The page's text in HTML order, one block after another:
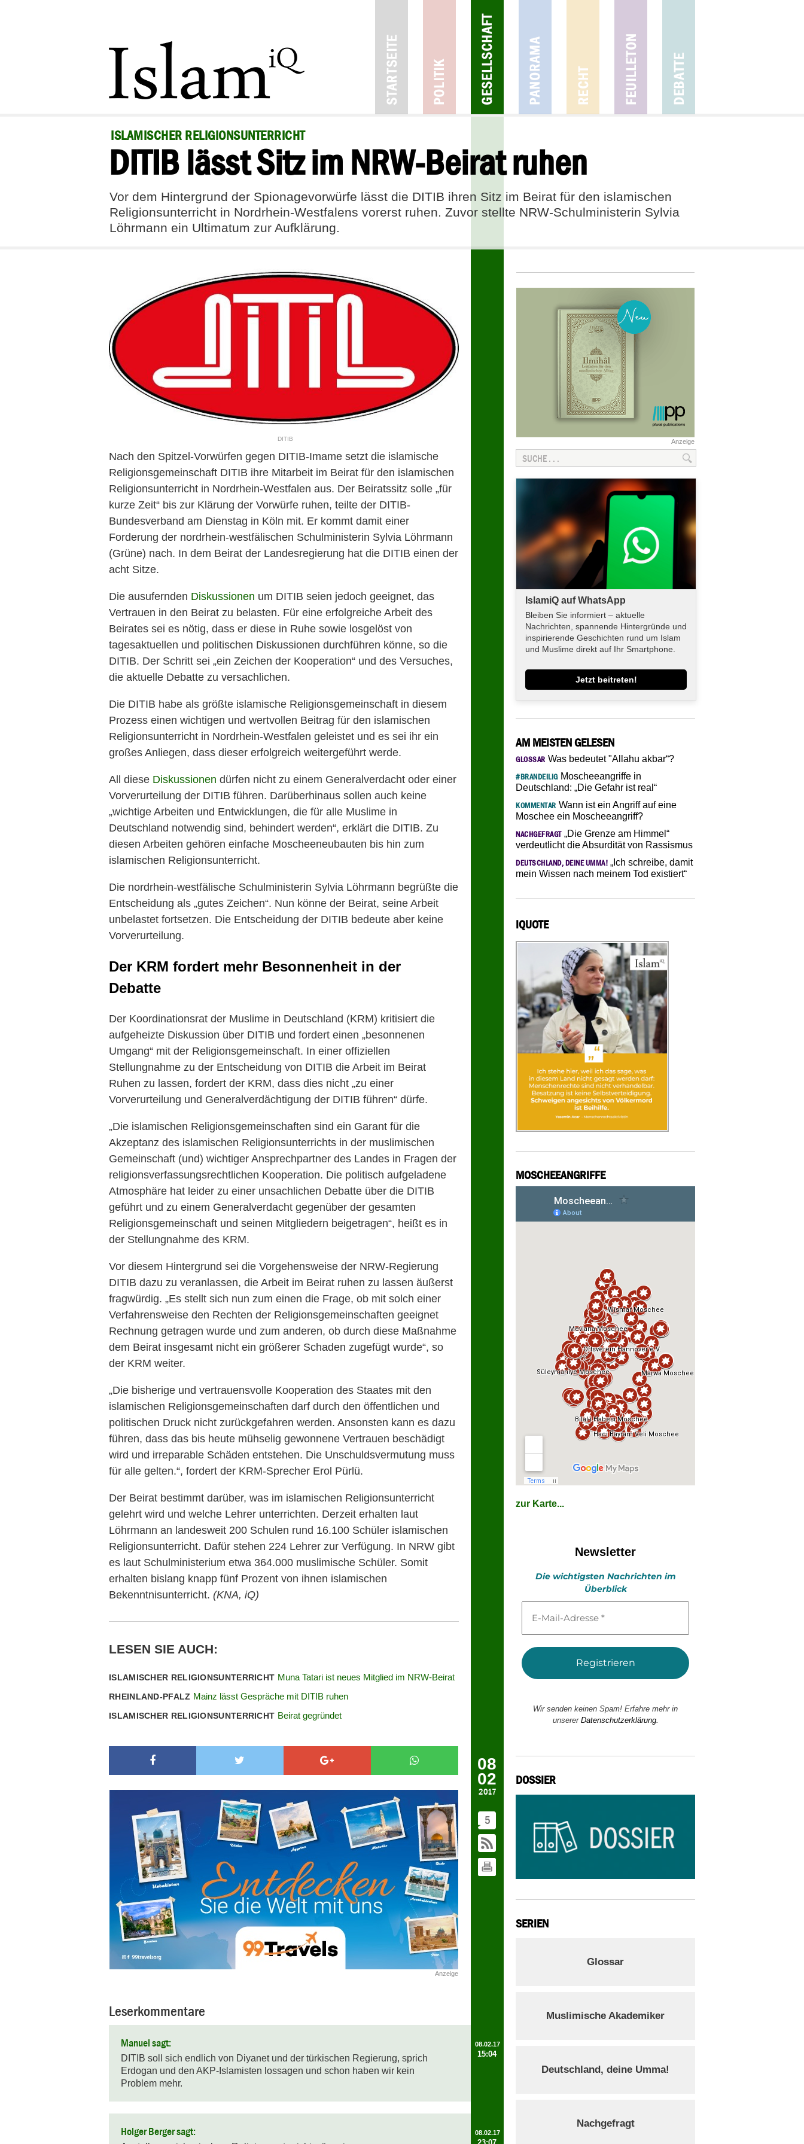
ISLAMISCHER RELIGIONSUNTERRICHT
DITIB lässt Sitz im NRW-Beirat ruhen
Vor dem Hintergrund der Spionagevorwürfe lässt die DITIB ihren Sitz im Beirat für den islamischen
Religionsunterricht in Nordrhein-Westfalens vorerst ruhen. Zuvor stellte NRW-Schulministerin Sylvia
Löhrmann ein Ultimatum zur Aufklärung.
08
02
2017
5
DITIB
Nach den Spitzel-Vorwürfen gegen DITIB-Imame setzt die islamische
Religionsgemeinschaft DITIB ihre Mitarbeit im Beirat für den islamischen
Religionsunterricht in Nordrhein-Westfalen aus. Der Beiratssitz solle „für
kurze Zeit“ bis zur Klärung der Vorwürfe ruhen, teilte der DITIB-
Bundesverband am Dienstag in Köln mit. Er kommt damit einer
Forderung der nordrhein-westfälischen Schulministerin Sylvia Löhrmann
(Grüne) nach. In dem Beirat der Landesregierung hat die DITIB einen der
acht Sitze.
Die ausufernden Diskussionen um DITIB seien jedoch geeignet, das
Vertrauen in den Beirat zu belasten. Für eine erfolgreiche Arbeit des
Beirates sei es nötig, dass er diese in Ruhe sowie losgelöst von
tagesaktuellen und politischen Diskussionen durchführen könne, so die
DITIB. Der Schritt sei „ein Zeichen der Kooperation“ und des Versuches,
die aktuelle Debatte zu versachlichen.
Die DITIB habe als größte islamische Religionsgemeinschaft in diesem
Prozess einen wichtigen und wertvollen Beitrag für den islamischen
Religionsunterricht in Nordrhein-Westfalen geleistet und es sei ihr ein
großes Anliegen, dass dieser erfolgreich weitergeführt werde.
All diese Diskussionen dürfen nicht zu einem Generalverdacht oder einer
Vorverurteilung der DITIB führen. Darüberhinaus sollen auch keine
„wichtige Arbeiten und Entwicklungen, die für alle Muslime in
Deutschland notwendig sind, behindert werden“, erklärt die DITIB. Zu
diesen Arbeiten gehören einfache Moscheeneubauten bis hin zum
islamischen Religionsunterricht.
Die nordrhein-westfälische Schulministerin Sylvia Löhrmann begrüßte die
Entscheidung als „gutes Zeichen“. Nun könne der Beirat, seine Arbeit
unbelastet fortsetzen. Die Entscheidung der DITIB bedeute aber keine
Vorverurteilung.
Der KRM fordert mehr Besonnenheit in der
Debatte
Der Koordinationsrat der Muslime in Deutschland (KRM) kritisiert die
aufgeheizte Diskussion über DITIB und fordert einen „besonnenen
Umgang“ mit der Religionsgemeinschaft. In einer offiziellen
Stellungnahme zu der Entscheidung von DITIB die Arbeit im Beirat
Ruhen zu lassen, fordert der KRM, dass dies nicht „zu einer
Vorverurteilung und Generalverdächtigung der DITIB führen“ dürfe.
„Die islamischen Religionsgemeinschaften sind ein Garant für die
Akzeptanz des islamischen Religionsunterrichts in der muslimischen
Gemeinschaft (und) wichtiger Ansprechpartner des Landes in Fragen der
religionsverfassungsrechtlichen Kooperation. Die politisch aufgeladene
Atmosphäre hat leider zu einer unsachlichen Debatte über die DITIB
geführt und zu einem Generalverdacht gegenüber der gesamten
Religionsgemeinschaft und seinen Mitgliedern beigetragen“, heißt es in
der Stellungnahme des KRM.
Vor diesem Hintergrund sei die Vorgehensweise der NRW-Regierung
DITIB dazu zu veranlassen, die Arbeit im Beirat ruhen zu lassen äußerst
fragwürdig. „Es stellt sich nun zum einen die Frage, ob mit solch einer
Verfahrensweise den Rechten der Religionsgemeinschaften geeignet
Rechnung getragen wurde und zum anderen, ob durch diese Maßnahme
dem Beirat insgesamt nicht ein größerer Schaden zugefügt wurde“, so
der KRM weiter.
„Die bisherige und vertrauensvolle Kooperation des Staates mit den
islamischen Religionsgemeinschaften darf durch den öffentlichen und
politischen Druck nicht zurückgefahren werden. Ansonsten kann es dazu
führen, dass das bis heute mühselig gewonnene Vertrauen beschädigt
wird und irreparable Schäden entstehen. Die Unschuldsvermutung muss
für alle gelten.“, fordert der KRM-Sprecher Erol Pürlü.
Der Beirat bestimmt darüber, was im islamischen Religionsunterricht
gelehrt wird und welche Lehrer unterrichten. Derzeit erhalten laut
Löhrmann an landesweit 200 Schulen rund 16.100 Schüler islamischen
Religionsunterricht. Dafür stehen 224 Lehrer zur Verfügung. In NRW gibt
es laut Schulministerium etwa 364.000 muslimische Schüler. Somit
erhalten bislang knapp fünf Prozent von ihnen islamischen
Bekenntnisunterricht. (KNA, iQ)
LESEN SIE AUCH:
ISLAMISCHER RELIGIONSUNTERRICHT Muna Tatari ist neues Mitglied im NRW-Beirat
RHEINLAND-PFALZ Mainz lässt Gespräche mit DITIB ruhen
ISLAMISCHER RELIGIONSUNTERRICHT Beirat gegründet
Anzeige
Leserkommentare
Manuel sagt:
DITIB soll sich endlich von Diyanet und der türkischen Regierung, sprich
Erdogan und den AKP-Islamisten lossagen und schon haben wir kein
Problem mehr.
08.02.17
15:04
Holger Berger sagt: 08.02.17
Anzeige
IslamiQ auf WhatsApp
Bleiben Sie informiert – aktuelle
Nachrichten, spannende Hintergründe und
inspirierende Geschichten rund um Islam
und Muslime direkt auf Ihr Smartphone.
Jetzt beitreten!
AM MEISTEN GELESEN
GLOSSAR Was bedeutet "Allahu akbar“?
#BRANDEILIGMoscheeangriffe in
Deutschland: „Die Gefahr ist real“
KOMMENTAR Wann ist ein Angriff auf eine
Moschee ein Moscheeangriff?
NACHGEFRAGT„Die Grenze am Himmel“
verdeutlicht die Absurdität von Rassismus
DEUTSCHLAND, DEINE UMMA! „Ich schreibe, damit
mein Wissen nach meinem Tod existiert“
IQUOTE
MOSCHEEANGRIFFE
zur Karte...
Newsletter
Die wichtigsten Nachrichten im
Überblick
Mail-
*
Wir senden keinen Spam! Erfahre mehr in
unserer Datenschutzerklärung.
DOSSIER
SERIEN
Glossar
Muslimische Akademiker
Deutschland, deine Umma!
Nachgefragt